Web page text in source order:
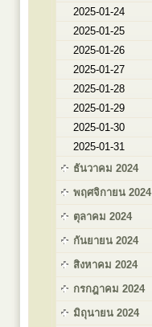
2025-01-24
2025-01-25
2025-01-26
2025-01-27
2025-01-28
2025-01-29
2025-01-30
2025-01-31
ธันวาคม 2024
พฤศจิกายน 2024
ตุลาคม 2024
กันยายน 2024
สิงหาคม 2024
กรกฎาคม 2024
มิถุนายน 2024